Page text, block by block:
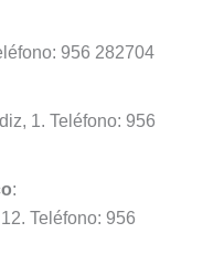
956 282704
1. Teléfono: 956
:
Teléfono: 956